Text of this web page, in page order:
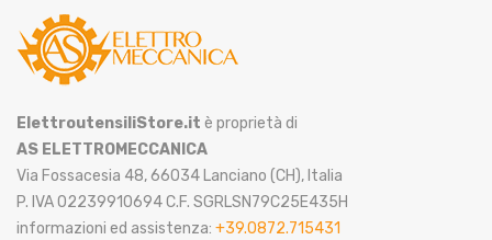
ElettroutensiliStore.it è proprietà di
AS ELETTROMECCANICA
Via Fossacesia 48, 66034 Lanciano (CH), Italia
P. IVA 02239910694 C.F. SGRLSN79C25E435H
informazioni ed assistenza: +39.0872.715431